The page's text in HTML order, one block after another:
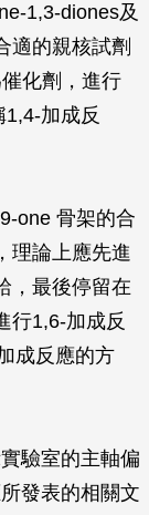
1,3-diones及
適的親核試劑
化劑，進行
加成反
one 骨架的合
理論上應先進
，最後停留在
行1,6-加成反
成反應的方
驗室的主軸偏
發表的相關文